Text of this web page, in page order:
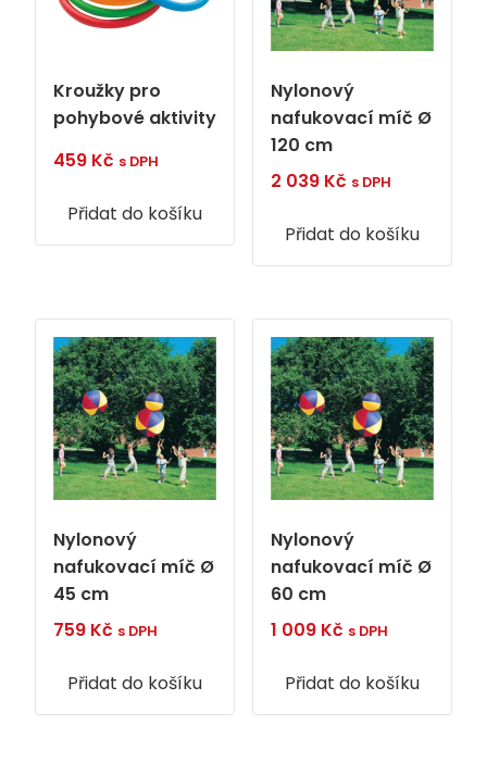
Kroužky pro
pohybové aktivity
459 Kč s DPH
Přidat do košíku
Nylonový
nafukovací míč Ø
120 cm
2 039 Kč s DPH
Přidat do košíku
Nylonový
nafukovací míč Ø
45 cm
759 Kč s DPH
Přidat do košíku
Nylonový
nafukovací míč Ø
60 cm
1 009 Kč s DPH
Přidat do košíku